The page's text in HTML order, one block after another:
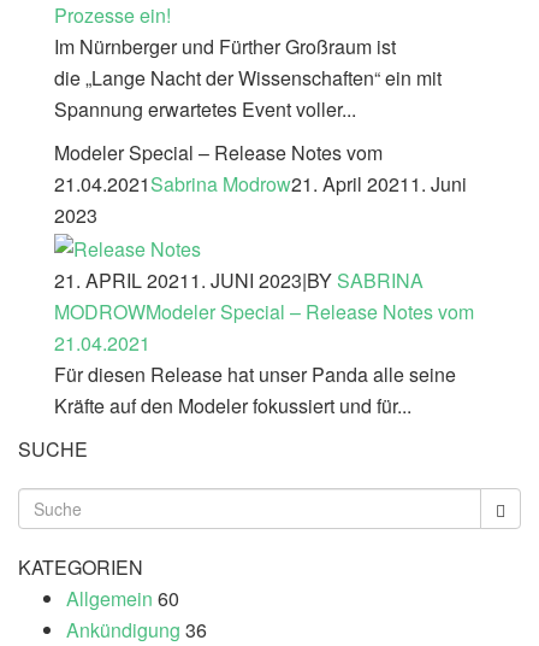
Prozesse ein!
Im Nürnberger und Fürther Großraum ist
die „Lange Nacht der Wissenschaften“ ein mit
Spannung erwartetes Event voller...
Modeler Special – Release Notes vom
21.04.2021Sabrina Modrow21. April 20211. Juni
2023
21. APRIL 20211. JUNI 2023|BYSABRINA
MODROWModeler Special – Release Notes vom
21.04.2021
Für diesen Release hat unser Panda alle seine
Kräfte auf den Modeler fokussiert und für...
SUCHE
KATEGORIEN
Allgemein 60
Ankündigung 36